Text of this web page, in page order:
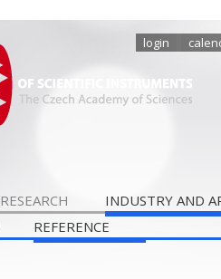
login
RESEARCH INDUSTRY AND
REFERENCE